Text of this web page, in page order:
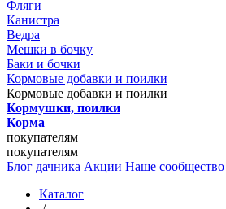
Фляги
Канистра
Ведра
Мешки в бочку
Баки и бочки
Кормовые добавки и поилки
Кормовые добавки и поилки
Кормушки, поилки
Корма
покупателям
покупателям
Блог дачника Акции Наше сообщество
Каталог